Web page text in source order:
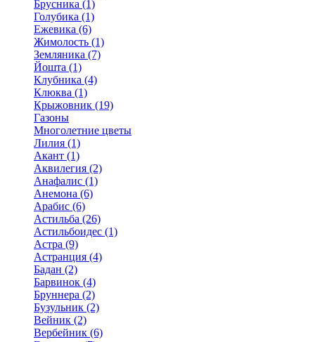
Брусника (1)
Голубика (1)
Ежевика (6)
Жимолость (1)
Земляника (7)
Йошта (1)
Клубника (4)
Клюква (1)
Крыжовник (19)
Газоны
Многолетние цветы
Лилия (1)
Акант (1)
Аквилегия (2)
Анафалис (1)
Анемона (6)
Арабис (6)
Астильба (26)
Астильбоидес (1)
Астра (9)
Астранция (4)
Бадан (2)
Барвинок (4)
Бруннера (2)
Бузульник (2)
Вейник (2)
Вербейник (6)